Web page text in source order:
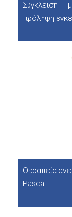
Σύγκλειση
πρόληψη
Θεραπεία
Pascal.